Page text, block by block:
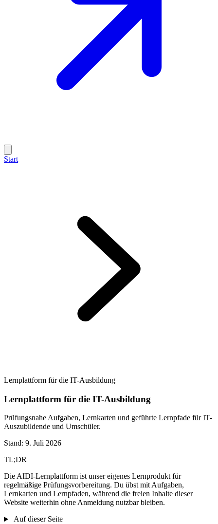
Start
Lernplattform für die IT-Ausbildung
Lernplattform für die IT-Ausbildung
Prüfungsnahe Aufgaben, Lernkarten und geführte Lernpfade für IT-
Auszubildende und Umschüler.
Stand: 9. Juli 2026
TL;DR
Die AIDI-Lernplattform ist unser eigenes Lernprodukt für
regelmäßige Prüfungsvorbereitung. Du übst mit Aufgaben,
Lernkarten und Lernpfaden, während die freien Inhalte dieser
Website weiterhin ohne Anmeldung nutzbar bleiben.
Auf dieser Seite